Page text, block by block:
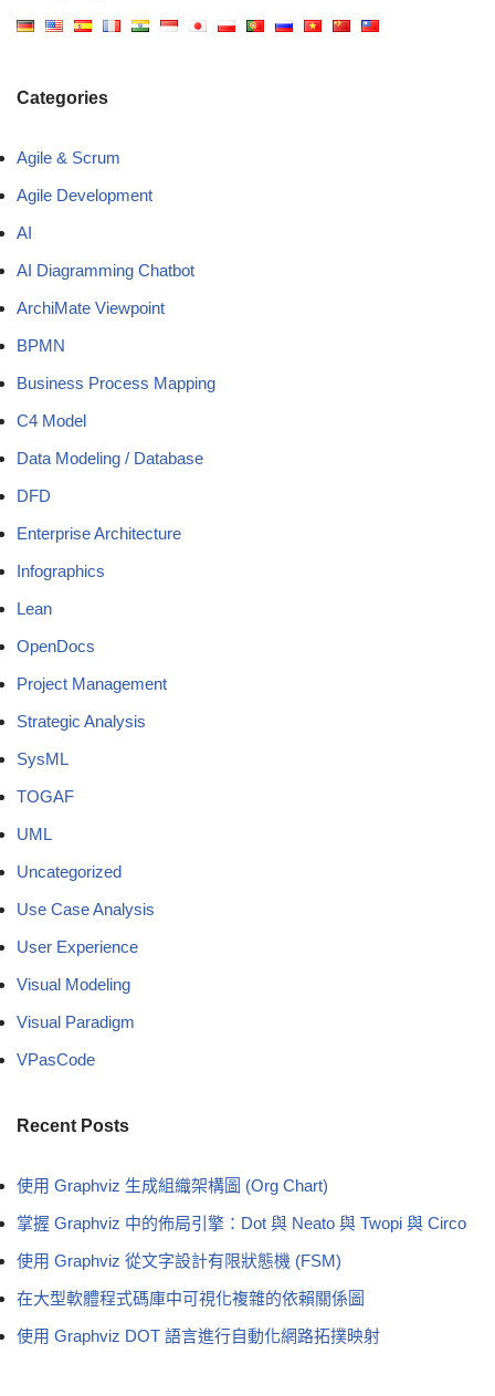
Categories
Agile & Scrum
Agile Development
AI
AI Diagramming Chatbot
ArchiMate Viewpoint
BPMN
Business Process Mapping
C4 Model
Data Modeling / Database
DFD
Enterprise Architecture
Infographics
Lean
OpenDocs
Project Management
Strategic Analysis
SysML
TOGAF
UML
Uncategorized
Use Case Analysis
User Experience
Visual Modeling
Visual Paradigm
VPasCode
Recent Posts
使用 Graphviz 生成組織架構圖 (Org Chart)
掌握 Graphviz 中的佈局引擎：Dot 與 Neato 與 Twopi 與 Circo
使用 Graphviz 從文字設計有限狀態機 (FSM)
在大型軟體程式碼庫中可視化複雜的依賴關係圖
使用 Graphviz DOT 語言進行自動化網路拓撲映射